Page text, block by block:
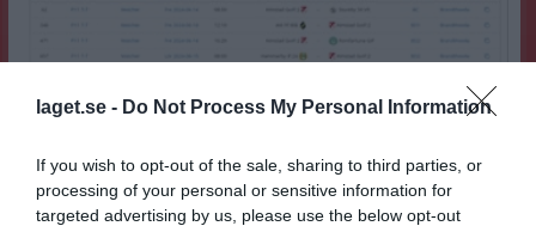
laget.se - Do Not Process My Personal Information
If you wish to opt-out of the sale, sharing to third parties, or
processing of your personal or sensitive information for
targeted advertising by us, please use the below opt-out
En översikt för vilka matcher som ska spelas. OBS blir de ändringar i spelschemat från ni gå in på länken och kolla senaste uppdateringen. Länk till aroscupen och spelschema. Länkt till aros cupens sida: Aros cupen Länk till spelschemat: Spelschema Skolan ska bo på är : Westerlundska gymansiet, Sandbrogatan 2 Enköping /Tränarna
P-13/14 3 jun 2024 0